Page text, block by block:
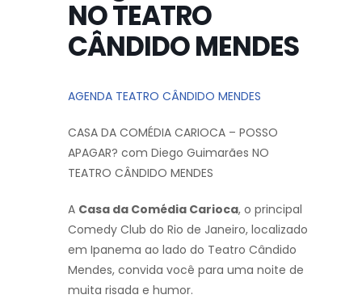
NO TEATRO
CÂNDIDO MENDES
AGENDA TEATRO CÂNDIDO MENDES
CASA DA COMÉDIA CARIOCA – POSSO
APAGAR? com Diego Guimarães NO
TEATRO CÂNDIDO MENDES
A Casa da Comédia Carioca, o principal
Comedy Club do Rio de Janeiro, localizado
em Ipanema ao lado do Teatro Cândido
Mendes, convida você para uma noite de
muita risada e humor.